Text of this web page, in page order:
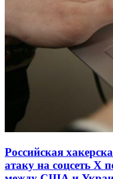
Российская
атаку на соцсеть Х